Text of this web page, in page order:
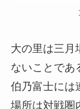
大の里は三月
ないことであ
伯乃富士には
場所は対戦圏